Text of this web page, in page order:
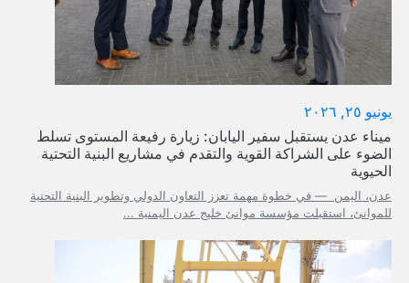
يونيو ٢٥, ٢٠٢٦
ميناء عدن يستقبل سفير اليابان: زيارة رفيعة المستوى تسلط
الضوء على الشراكة القوية والتقدم في مشاريع البنية التحتية
الحيوية
عدن، اليمن — في خطوة مهمة تعزز التعاون الدولي وتطوير البنية التحتية
للموانئ، استقبلت مؤسسة موانئ خليج عدن اليمنية ...